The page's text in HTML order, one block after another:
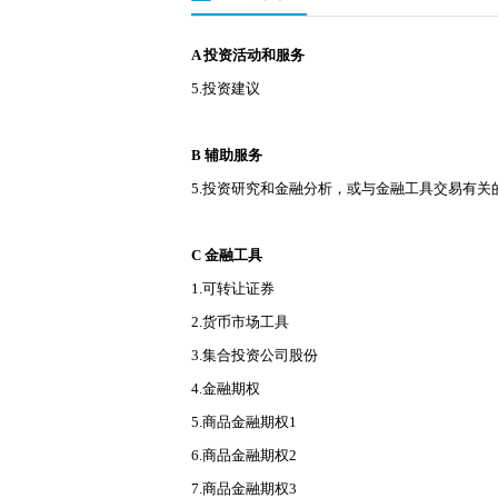
A 投资活动和服务
5.投资建议
B 辅助服务
5.投资研究和金融分析，或与金融工具交易有关
C 金融工具
1.可转让证券
2.货币市场工具
3.集合投资公司股份
4.金融期权
5.商品金融期权1
6.商品金融期权2
7.商品金融期权3